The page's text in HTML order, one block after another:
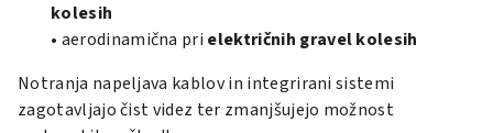
kolesih
• aerodinamična pri električnih gravel kolesih
Notranja napeljava kablov in integrirani sistemi
zagotavljajo čist videz ter zmanjšujejo možnost